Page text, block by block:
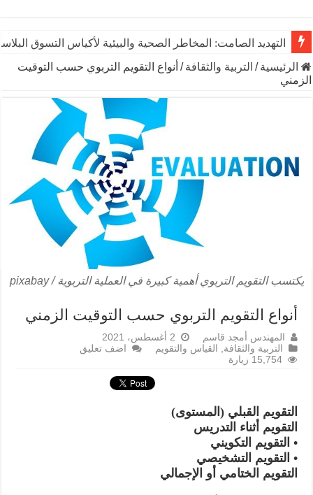
التهديد الصامت: المخاطر الصحية والبيئية لأكياس التسوق
الرئيسية / التربية والثقافة / أنواع التقويم التربوي حسب التوقيت
الزمني
يكتسب التقويم التربوي أهمية كبيرة في العملية التربوية / pixabay
أنواع التقويم التربوي حسب التوقيت الزمني
المهندس أمجد قاسم
2 أغسطس، 2021
التربية والثقافة, القياس والتقويم
اضف تعليق
15,754 زيارة
التقويم القبلي (المستوى)
التقويم أثناء التدريس
• التقويم التكويني
• التقويم التشخيصي
التقويم الختامي أو الإجمالي